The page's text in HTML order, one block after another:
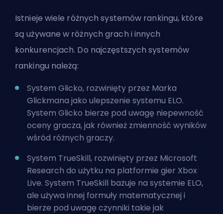
Istnieje wiele różnych systemów rankingu, które
są używane w różnych grach i innych
konkurencjach. Do najczęstszych systemów
rankingu należą:
System Glicko, rozwinięty przez Marka
Glickmana jako ulepszenie systemu ELO.
System Glicko bierze pod uwagę niepewność
oceny gracza, jak również zmienność wyników
wśród różnych graczy.
System TrueSkill, rozwinięty przez Microsoft
Research do użytku na platformie gier Xbox
Live. System TrueSkill bazuje na systemie ELO,
ale używa innej formuły matematycznej i
bierze pod uwagę czynniki takie jak